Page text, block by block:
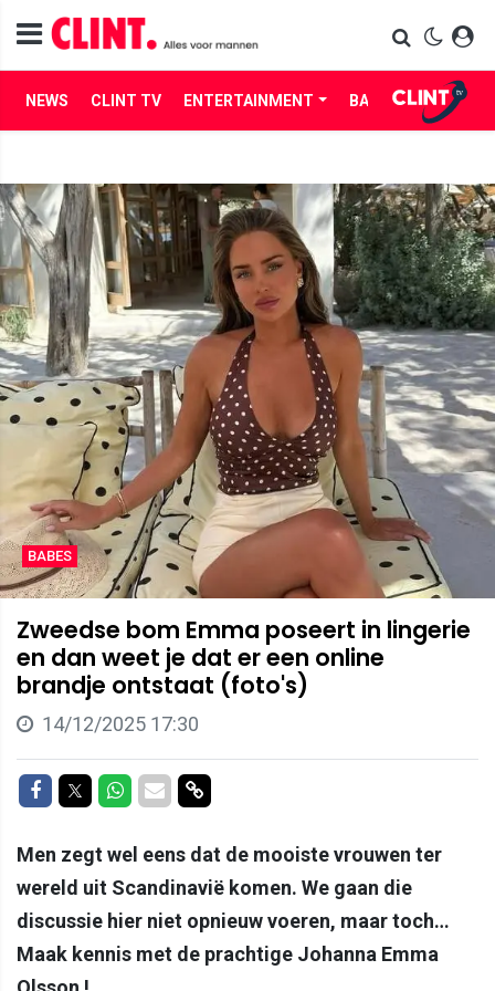
NEWS CLINT TV ENTERTAINMENT BABES LIFE
BABES
Zweedse bom Emma poseert in lingerie
en dan weet je dat er een online
brandje ontstaat (foto's)
14/12/2025 17:30
Delen op Facebook
Delen op Twitter
Delen op Whatsapp
Delen via Mail
Delen via link
Men zegt wel eens dat de mooiste vrouwen ter
wereld uit Scandinavië komen. We gaan die
discussie hier niet opnieuw voeren, maar toch…
Maak kennis met de prachtige Johanna Emma